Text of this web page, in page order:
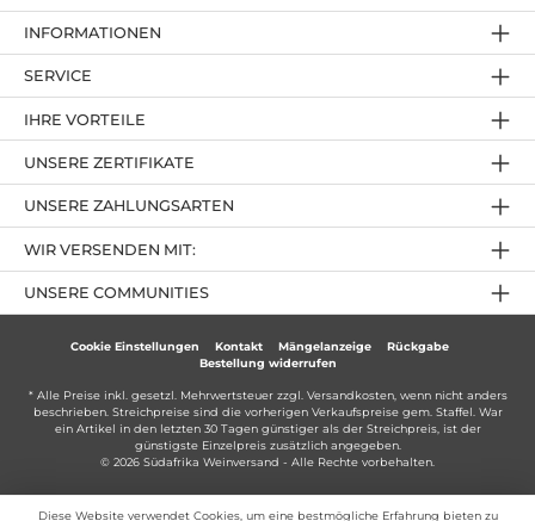
IHRE VORTEILE
UNSERE ZAHLUNGSARTEN
UNSERE ZERTIFIKATE
INFORMATIONEN
SERVICE
UNSERE COMMUNITIES
WIR VERSENDEN MIT:
Cookie Einstellungen Kontakt Mängelanzeige
Rückgabe
Bestellung widerrufen
* Alle Preise inkl. gesetzl. Mehrwertsteuer zzgl. Versandkosten, wenn nicht anders
beschrieben. Streichpreise sind die vorherigen Verkaufspreise gem. Staffel. War
ein Artikel in den letzten 30 Tagen günstiger als der Streichpreis, ist der
günstigste Einzelpreis zusätzlich angegeben.
© 2026 Südafrika Weinversand - Alle Rechte vorbehalten.
Diese Website verwendet Cookies, um eine bestmögliche Erfahrung bieten zu